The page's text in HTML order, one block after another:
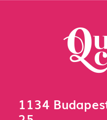
1134